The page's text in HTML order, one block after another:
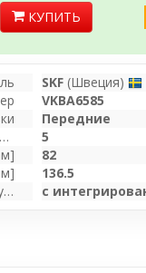
КУПИТЬ
SKF (Швеция)
VKBA6585
Передние
Число отверстий в диске колеса
5
82
136.5
Дополнительный артикул / дополнительная информация 2
с